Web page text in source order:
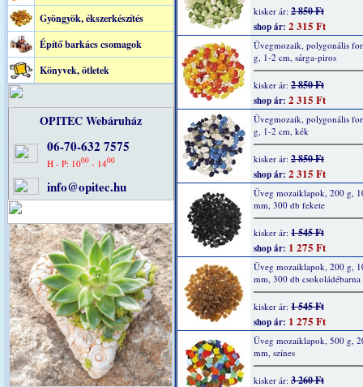
Gyöngyök, ékszerkészítés
Építő barkács csomagok
Könyvek, ötletek
OPITEC Webáruház
06-70-632 7575
H - P: 1000- 1400
info@opitec.hu
kisker ár: 2 850 Ft
shop ár: 2 315 Ft
Üvegmozaik, polygonális
g, 1-2 cm, sárga-piros
kisker ár: 2 850 Ft
shop ár: 2 315 Ft
Üvegmozaik, polygonális
g, 1-2 cm, kék
kisker ár: 2 850 Ft
shop ár: 2 315 Ft
Üveg mozaiklapok, 200 g,
mm, 300 db fekete
kisker ár: 1 545 Ft
shop ár: 1 275 Ft
Üveg mozaiklapok, 200 g,
mm, 300 db csokoládébarna
kisker ár: 1 545 Ft
shop ár: 1 275 Ft
Üveg mozaiklapok, 500 g,
mm, színes
kisker ár: 3 260 Ft